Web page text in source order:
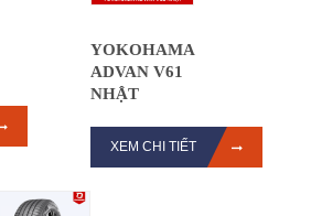
YOKOHAMA
ADVAN V61
NHẬT
XEM CHI TIẾT